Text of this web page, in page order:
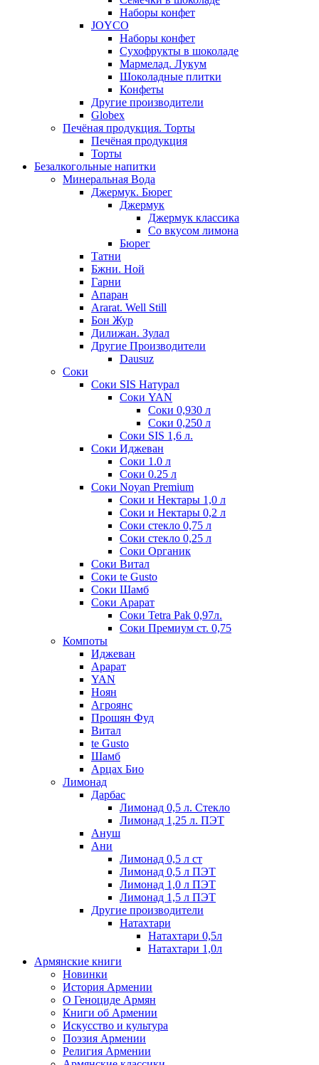
Наборы конфет
JOYCO
Наборы конфет
Сухофрукты в шоколаде
Мармелад. Лукум
Шоколадные плитки
Конфеты
Другие производители
Globex
Печёная продукция. Торты
Печёная продукция
Торты
Безалкогольные напитки
Минеральная Вода
Джермук. Бюрег
Джермук
Джермук классика
Со вкусом лимона
Бюрег
Татни
Бжни. Ной
Гарни
Апаран
Ararat. Well Still
Бон Жур
Дилижан. Зулал
Другие Производители
Dausuz
Соки
Соки SIS Натурал
Соки YAN
Соки 0,930 л
Соки 0,250 л
Соки SIS 1,6 л.
Соки Иджеван
Соки 1.0 л
Соки 0.25 л
Соки Noyan Premium
Соки и Нектары 1,0 л
Соки и Нектары 0,2 л
Соки стекло 0,75 л
Соки стекло 0,25 л
Соки Органик
Соки Витал
Соки te Gusto
Соки Шамб
Соки Арарат
Соки Tetra Pak 0,97л.
Соки Премиум ст. 0,75
Компоты
Иджеван
Арарат
YAN
Ноян
Агроянс
Прошян Фуд
Витал
te Gusto
Шамб
Арцах Био
Лимонад
Дарбас
Лимонад 0,5 л. Стекло
Лимонад 1,25 л. ПЭТ
Ануш
Ани
Лимонад 0,5 л ст
Лимонад 0,5 л ПЭТ
Лимонад 1,0 л ПЭТ
Лимонад 1,5 л ПЭТ
Другие производители
Натахтари
Натахтари 0,5л
Натахтари 1,0л
Армянские книги
Новинки
История Армении
О Геноциде Армян
Книги об Армении
Иcкусство и культура
Поэзия Армении
Религия Армении